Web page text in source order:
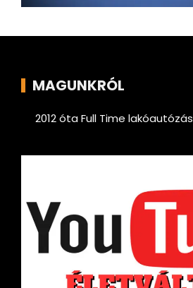
MAGUNKRÓL
2012 óta Full Time